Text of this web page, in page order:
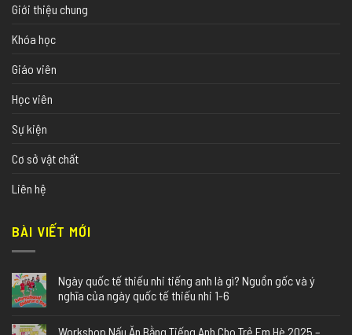
Giới thiệu chung
Khóa học
Giáo viên
Học viên
Sự kiện
Cơ sở vật chất
Liên hệ
BÀI VIẾT MỚI
Ngày quốc tế thiếu nhi tiếng anh là gì? Nguồn gốc và ý
nghĩa của ngày quốc tế thiếu nhi 1-6
Workshop Nấu Ăn Bằng Tiếng Anh Cho Trẻ Em Hè 2025 –